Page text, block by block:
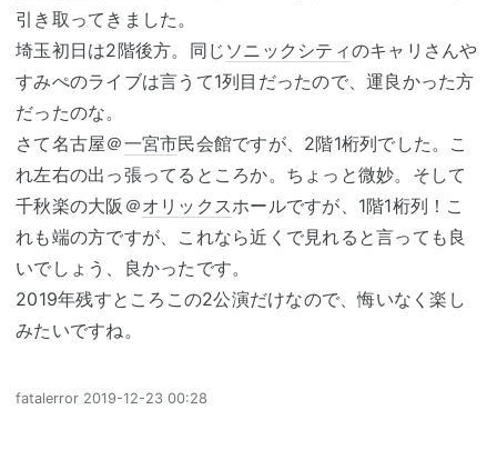
引き取ってきました。
埼玉初日は2階後方。同じ ソニックシティのキャリさんや
すみぺのライブは言うて1列目だったので、運良かった方
だったのな。
さて名古屋＠一宮市民会館ですが、2階1桁列でした。こ
れ左右の出っ張ってるところか。ちょっと微妙。そして
千秋楽の大阪＠オリックスホールですが、1階1桁列！こ
れも端の方ですが、これなら近くで見れると言っても良
いでしょう、良かったです。
2019年残すところこの2公演だけなので、悔いなく楽し
みたいですね。
fatalerror 2019-12-23 00:28